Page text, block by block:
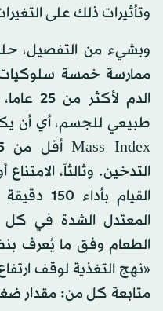
وتأثيرات ذلك على
وبشيء من التفصيل،
ممارسة خمسة
الدم
التدخين. وثالثاً،
القيام
المعتدل الشدة في كل
«نهج التغذية لوقف
متابعة كل من: مقدار